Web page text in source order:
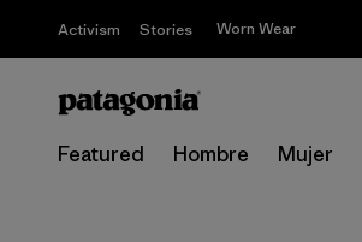
Activism Stories Worn Wear
Featured Hombre Mujer